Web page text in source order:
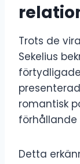
Trots de
Sekelius
romantisk
förhållande
Detta